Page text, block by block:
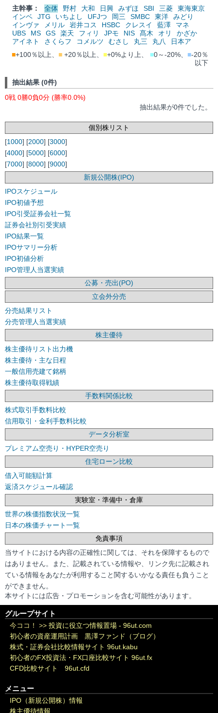
主幹事：
全体 野村 大和 日興 みずほ SBI 三菱
東海東京
インベ
JTG いちよし UFJつ 岡三 SMBC 東洋
みどり
インヴァ
メリル 岩井コス HSBC クレスイ 藍澤
マネ
UBS
MS GS 楽天 フィリ JPモ NIS 髙木 オリ
かざか
アイネト
さくらフ コメルツ むさし 丸三 丸八
日本ア
■+100％以上、 ■ +20％以上、 ■+0%より上、 ■0～-20%、 ■-20％
以下
抽出結果 (0件)
0戦 0勝0負0分 (勝率0.0%)
抽出結果が0件でした。
個別株リスト
[1000] [2000] [3000]
[4000] [5000] [6000]
[7000] [8000] [9000]
新規公開株(IPO)
IPOスケジュール
IPO初値予想
IPO引受証券会社一覧
証券会社別引受実績
IPO結果一覧
IPOサマリー分析
IPO初値分析
IPO管理人当選実績
公募・売出(PO)
立会外分売
分売結果リスト
分売管理人当選実績
株主優待
株主優待リスト出力機
株主優待・主な日程
一般信用売建て銘柄
株主優待取得戦績
手数料関係比較
株式取引手数料比較
信用取引・金利手数料比較
データ分析室
プレミアム空売り・HYPER空売り
住宅ローン比較
借入可能額計算
返済スケジュール確認
実験室・準備中・倉庫
世界の株価指数状況一覧
日本の株価チャート一覧
免責事項
当サイトにおける内容の正確性に関しては、それを保障するもので
はありません。また、記載されている情報や、リンク先に記載され
ている情報をあなたが利用すること関するいかなる責任も負うこと
ができません。
本サイトには広告・プロモーションを含む可能性があります。
グループサイト
今ココ！ >> 投資に役立つ情報置場 - 96ut.com
初心者の資産運用計画 黒澤ファンド（ブログ）
株式・証券会社比較情報サイト 96ut.kabu
初心者のFX投資法・FX口座比較サイト 96ut.fx
CFD比較サイト 96ut.cfd
メニュー
IPO（新規公開株）情報
株主優待情報